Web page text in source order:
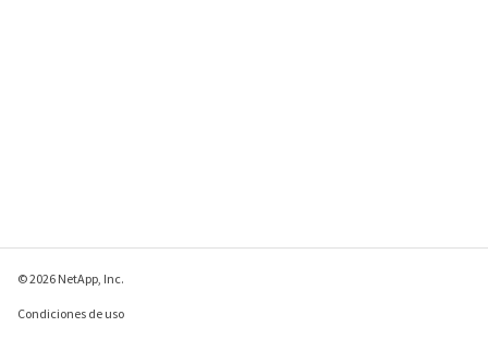
© 2026 NetApp, Inc.
Condiciones de uso